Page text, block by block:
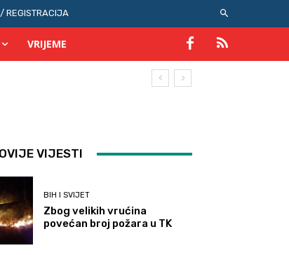
REGISTRACIJA
VRIJEME
VIJESTI
BIH I SVIJET
Zbog velikih vrućina
povećan broj požara u TK